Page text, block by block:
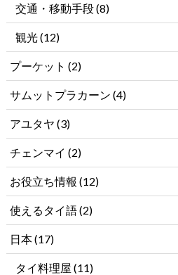
交通・移動手段(8)
観光(12)
プーケット (2)
サムットプラカーン (4)
アユタヤ (3)
チェンマイ (2)
お役立ち情報 (12)
使えるタイ語(2)
日本(17)
タイ料理屋 (11)